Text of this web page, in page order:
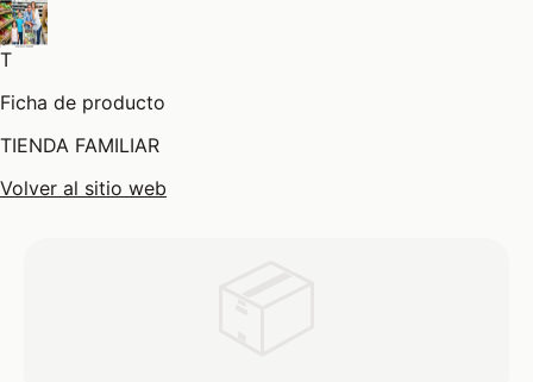
T
Ficha de producto
TIENDA FAMILIAR
Volver al sitio web